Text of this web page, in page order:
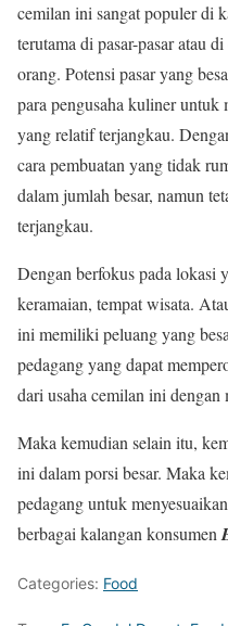
cemilan ini sangat populer di
terutama di pasar-pasar atau
orang. Potensi pasar yang
para pengusaha kuliner untuk
yang relatif terjangkau.
cara pembuatan yang tidak
dalam jumlah besar, namun
terjangkau.
Dengan berfokus pada lokasi
keramaian, tempat wisata.
ini memiliki peluang yang
pedagang yang dapat
dari usaha cemilan ini
Maka kemudian selain itu,
ini dalam porsi besar. Maka
pedagang untuk
berbagai kalangan konsumen
Categories: Food